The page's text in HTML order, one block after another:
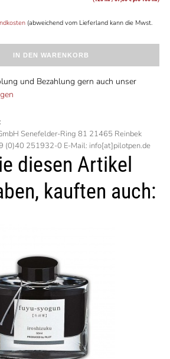
(abweichend vom Lieferland kann die Mwst.
IN DEN WARENKORB
und Bezahlung gern auch unser
Senefelder-Ring 81 21465 Reinbek
(0)40 251932-0 E-Mail: info[at]pilotpen.de
diesen Artikel
kauften auch: